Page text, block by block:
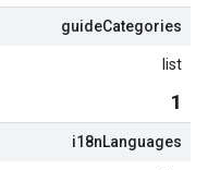
guideCategories
list
1
i18nLanguages